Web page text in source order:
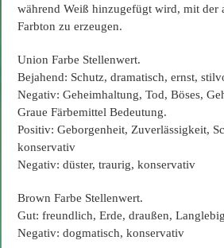
während Weiß hinzugefügt wird, mit der
Farbton zu erzeugen.
Union Farbe Stellenwert.
Bejahend: Schutz, dramatisch, ernst,
Negativ: Geheimhaltung, Tod, Böses,
Graue Färbemittel Bedeutung.
Positiv: Geborgenheit, Zuverlässigkeit,
konservativ
Negativ: düster, traurig, konservativ
Brown Farbe Stellenwert.
Gut: freundlich, Erde, draußen,
Negativ: dogmatisch, konservativ